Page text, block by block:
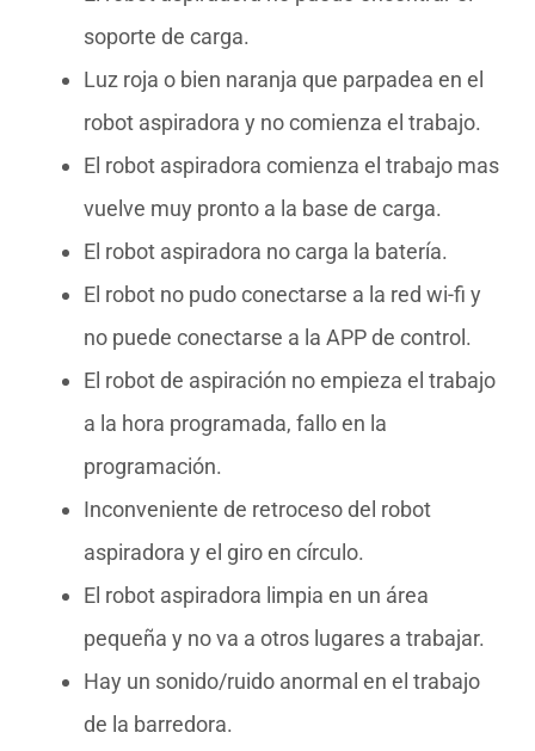
soporte de carga.
Luz roja o bien naranja que parpadea en el
robot aspiradora y no comienza el trabajo.
El robot aspiradora comienza el trabajo mas
vuelve muy pronto a la base de carga.
El robot aspiradora no carga la batería.
El robot no pudo conectarse a la red wi-fi y
no puede conectarse a la APP de control.
El robot de aspiración no empieza el trabajo
a la hora programada, fallo en la
programación.
Inconveniente de retroceso del robot
aspiradora y el giro en círculo.
El robot aspiradora limpia en un área
pequeña y no va a otros lugares a trabajar.
Hay un sonido/ruido anormal en el trabajo
de la barredora.